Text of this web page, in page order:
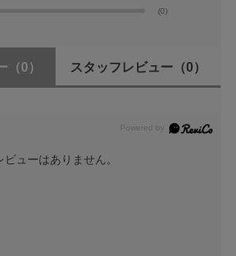
(0)
（0） スタッフレビュー （0）
ビューはありません。